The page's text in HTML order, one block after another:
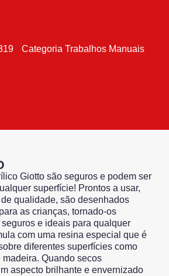
Categoria Trabalhos Manuais
Giotto são seguros e podem ser
superfície! Prontos a usar,
qualidade, são desenhados
as crianças, tornado-os
e ideais para qualquer
com uma resina especial que é
diferentes superfícies como
Quando secos
aspecto brilhante e envernizado